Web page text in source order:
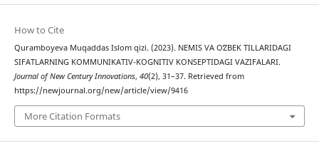
How to Cite
Quramboyeva Muqaddas Islom qizi. (2023). NEMIS VA OʻZBEK TILLARIDAGI
SIFATLARNING KOMMUNIKATIV-KOGNITIV KONSEPTIDAGI VAZIFALARI.
Journal of New Century Innovations, 40(2), 31–37. Retrieved from
https://newjournal.org/new/article/view/9416
More Citation Formats